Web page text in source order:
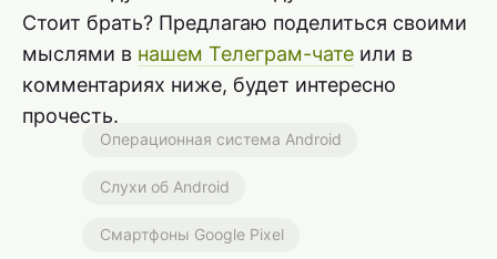
Стоит брать? Предлагаю поделиться своими
мыслями в нашем Телеграм-чате или в
комментариях ниже, будет интересно
прочесть.
Операционная система Android
Слухи об Android
Смартфоны Google Pixel